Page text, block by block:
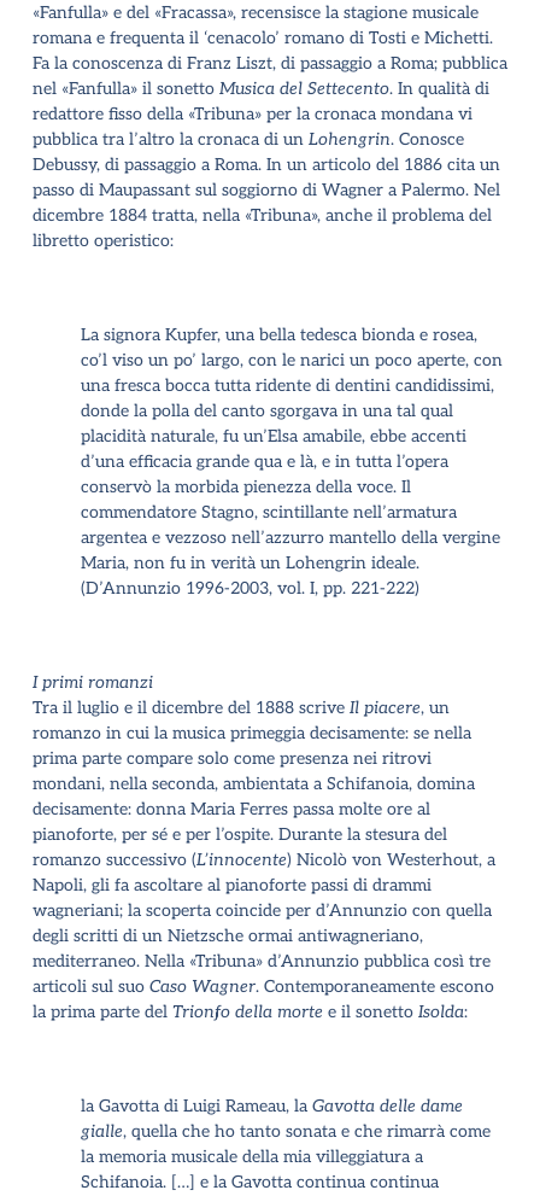
«Fanfulla» e del «Fracassa», recensisce la stagione musicale
romana e frequenta il ‘cenacolo’ romano di Tosti e Michetti.
Fa la conoscenza di Franz Liszt, di passaggio a Roma; pubblica
nel «Fanfulla» il sonetto Musica del Settecento. In qualità di
redattore fisso della «Tribuna» per la cronaca mondana vi
pubblica tra l’altro la cronaca di un Lohengrin. Conosce
Debussy, di passaggio a Roma. In un articolo del 1886 cita un
passo di Maupassant sul soggiorno di Wagner a Palermo. Nel
dicembre 1884 tratta, nella «Tribuna», anche il problema del
libretto operistico:
La signora Kupfer, una bella tedesca bionda e rosea,
co’l viso un po’ largo, con le narici un poco aperte, con
una fresca bocca tutta ridente di dentini candidissimi,
donde la polla del canto sgorgava in una tal qual
placidità naturale, fu un’Elsa amabile, ebbe accenti
d’una efficacia grande qua e là, e in tutta l’opera
conservò la morbida pienezza della voce. Il
commendatore Stagno, scintillante nell’armatura
argentea e vezzoso nell’azzurro mantello della vergine
Maria, non fu in verità un Lohengrin ideale.
(D’Annunzio 1996-2003, vol. I, pp. 221-222)
I primi romanzi
Tra il luglio e il dicembre del 1888 scrive Il piacere, un
romanzo in cui la musica primeggia decisamente: se nella
prima parte compare solo come presenza nei ritrovi
mondani, nella seconda, ambientata a Schifanoia, domina
decisamente: donna Maria Ferres passa molte ore al
pianoforte, per sé e per l’ospite. Durante la stesura del
romanzo successivo (L’innocente) Nicolò von Westerhout, a
Napoli, gli fa ascoltare al pianoforte passi di drammi
wagneriani; la scoperta coincide per d’Annunzio con quella
degli scritti di un Nietzsche ormai antiwagneriano,
mediterraneo. Nella «Tribuna» d’Annunzio pubblica così tre
articoli sul suo Caso Wagner. Contemporaneamente escono
la prima parte del Trionfo della morte e il sonetto Isolda:
la Gavotta di Luigi Rameau, la Gavotta delle dame
gialle, quella che ho tanto sonata e che rimarrà come
la memoria musicale della mia villeggiatura a
Schifanoia. […] e la Gavotta continua continua